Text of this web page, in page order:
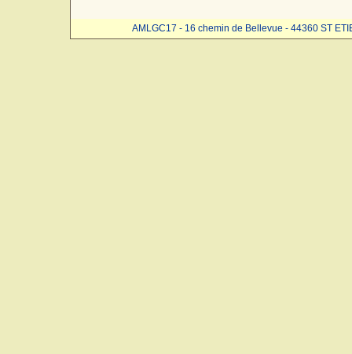
AMLGC17 - 16 chemin de Bellevue - 44360 ST